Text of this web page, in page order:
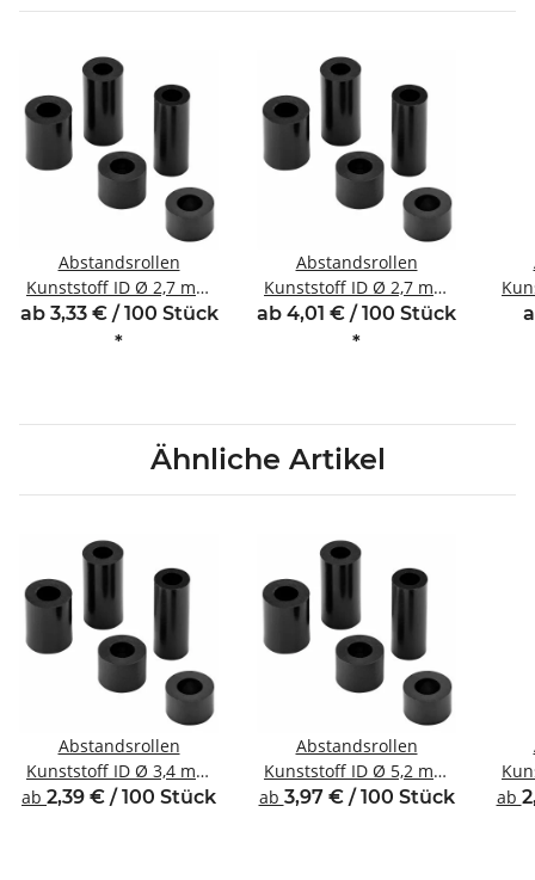
Abstandsrollen
Kunststoff ID Ø 2,7 mm
für Gewinde M2,5 Länge
10 mm
ab 3,33 € / 100 Stück
*
Abstandsrollen
Kunststoff ID Ø 2,7 mm
für Gewinde M2,5 Länge
12 mm
ab 4,01 € / 100 Stück
*
für
Ähnliche Artikel
Abstandsrollen
Kunststoff ID Ø 3,4 mm
für Gewinde M3
ab 2,39 € / 100 Stück
Abstandsrollen
Kunststoff ID Ø 5,2 mm
für Gewinde M5
ab 3,97 € / 100 Stück ab